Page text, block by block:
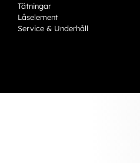
Tätningar
Låselement
Service & Underhåll